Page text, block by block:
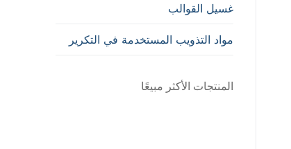
غسيل القوالب
مواد التذويب المستخدمة في التكرير
المنتجات الأكثر مبيعًا